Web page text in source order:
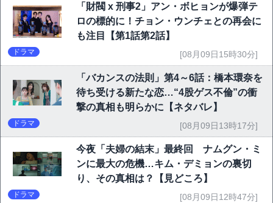
「財閥 x 刑事2」アン・ボヒョンが爆弾テ
ロの標的に！チョン・ウンチェとの再会に
も注目【第1話第2話】
ドラマ [08月09日15時30分]
「バカンスの法則」第4～6話：橋本環奈を
待ち受ける新たな恋…“4股ゲス不倫”の衝
撃の真相も明らかに【ネタバレ】
ドラマ [08月09日13時17分]
今夜「夫婦の結末」最終回 ナムグン・ミ
ンに最大の危機…キム・デミョンの裏切
り、その真相は？【見どころ】
ドラマ [08月09日12時47分]